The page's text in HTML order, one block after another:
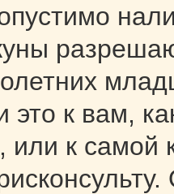
это к вам,
или к самой